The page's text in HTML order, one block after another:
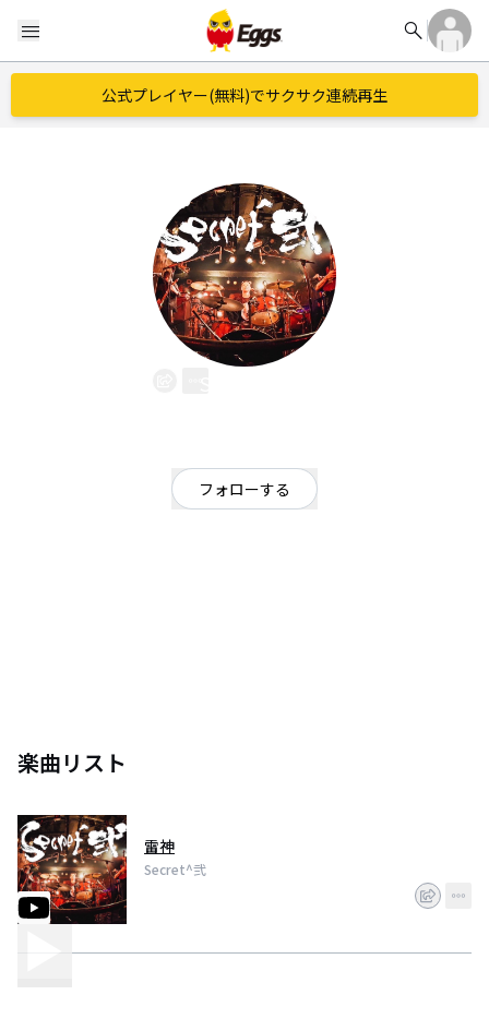
menu search
公式プレイヤー(無料)でサクサク連続再生
フォローする
楽曲リスト
雷神
Secret^弐